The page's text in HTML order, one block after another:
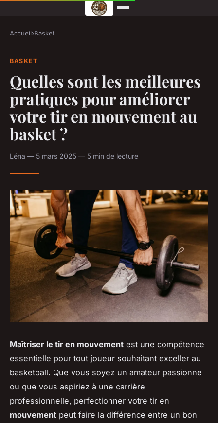
Accueil›Basket
BASKET
Quelles sont les meilleures
pratiques pour améliorer
votre tir en mouvement au
basket ?
Léna — 5 mars 2025 — 5 min de lecture
Maîtriser le tir en mouvement est une compétence
essentielle pour tout joueur souhaitant exceller au
basketball. Que vous soyez un amateur passionné
ou que vous aspiriez à une carrière
professionnelle, perfectionner votre tir en
mouvement peut faire la différence entre un bon